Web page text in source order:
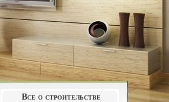
Все о строительстве